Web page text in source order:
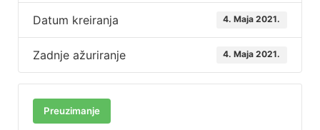
Datum kreiranja 4. Maja 2021.
Zadnje ažuriranje 4. Maja 2021.
Preuzimanje